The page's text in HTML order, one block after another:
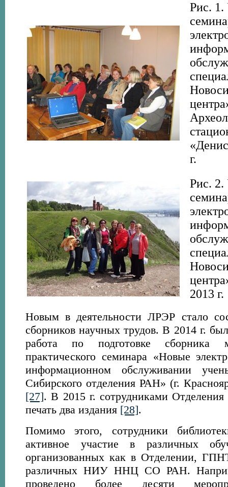
Рис. 1.
г.
Рис. 2.
2013 г.
Новым в деятельности ЛРЭР стало
сборников научных трудов. В 2014 г.
работа по подготовке сборника
практического семинара «Новые
информационном обслуживании
Сибирского отделения РАН» (г.
[27]. В 2015 г. сотрудниками Отделения
печать два издания [28].
Помимо этого, сотрудники
активное участие в различных
организованных как в Отделении,
различных НИУ ННЦ СО РАН.
проведено более десяти